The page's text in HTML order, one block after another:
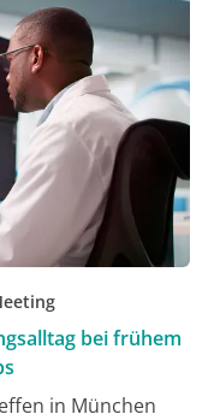
bei frühem
in München